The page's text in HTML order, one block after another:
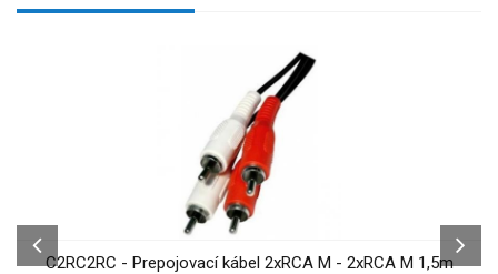
C2RC2RC - Prepojovací kábel 2xRCA M - 2xRCA M 1,5m